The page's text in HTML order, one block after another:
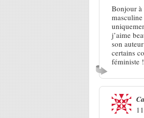
Bonjour à
j’aime
son
certains
féministe